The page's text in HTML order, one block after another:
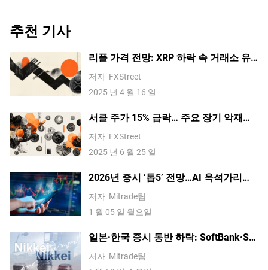
추천 기사
리플 가격 전망: XRP 하락 속 거래소 유
입 급증, 다음은?
저자 FXStreet
2025 년 4 월 16 일
서클 주가 15% 급락… 주요 장기 악재에
하방 압력 전망
저자 FXStreet
2025 년 6 월 25 일
2026년 증시 ‘톱5’ 전망…AI 옥석가리기·
배당주 선호·밸류에이션 조정 가능성
저자 Mitrade팀
1 월 05 일 월요일
일본·한국 증시 동반 하락: SoftBank·SK
하이닉스 7%대 급락, VKOSPI 공포지수
사상 최고치
저자 Mitrade팀